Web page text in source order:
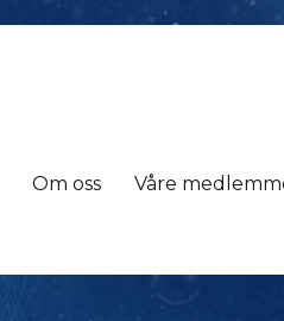
Om oss Våre